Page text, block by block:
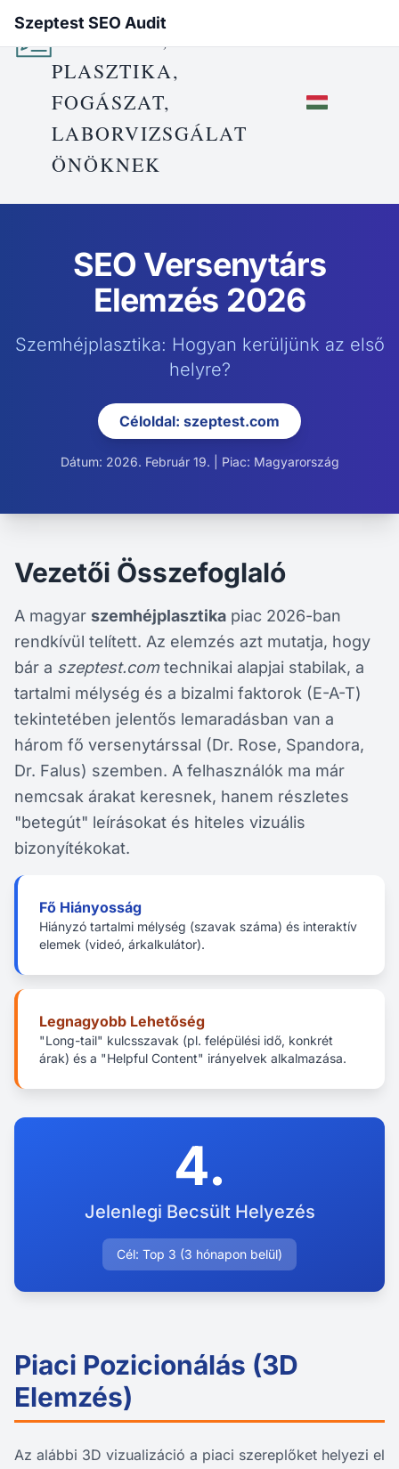
EGÉSZSÉG,
PLASZTIKA,
FOGÁSZAT,
LABORVIZSGÁLAT
ÖNÖKNEK
SEO Versenytárs
Elemzés 2026
Szemhéjplasztika: Hogyan kerüljünk az első
helyre?
Céloldal: szeptest.com
Dátum: 2026. Február 19. | Piac: Magyarország
Vezetői Összefoglaló
A magyar szemhéjplasztika piac 2026-ban
rendkívül telített. Az elemzés azt mutatja, hogy
bár a szeptest.comtechnikai alapjai stabilak, a
tartalmi mélység és a bizalmi faktorok (E-A-T)
tekintetében jelentős lemaradásban van a
három fő versenytárssal (Dr. Rose, Spandora,
Dr. Falus) szemben. A felhasználók ma már
nemcsak árakat keresnek, hanem részletes
"betegút" leírásokat és hiteles vizuális
bizonyítékokat.
Fő Hiányosság
Hiányzó tartalmi mélység (szavak száma) és interaktív
elemek (videó, árkalkulátor).
Legnagyobb Lehetőség
"Long-tail" kulcsszavak (pl. felépülési idő, konkrét
árak) és a "Helpful Content" irányelvek alkalmazása.
4.
Jelenlegi Becsült Helyezés
Cél: Top 3 (3 hónapon belül)
Piaci Pozicionálás (3D
Elemzés)
Az alábbi 3D vizualizáció a piaci szereplőket helyezi el
Szeptest SEO Audit